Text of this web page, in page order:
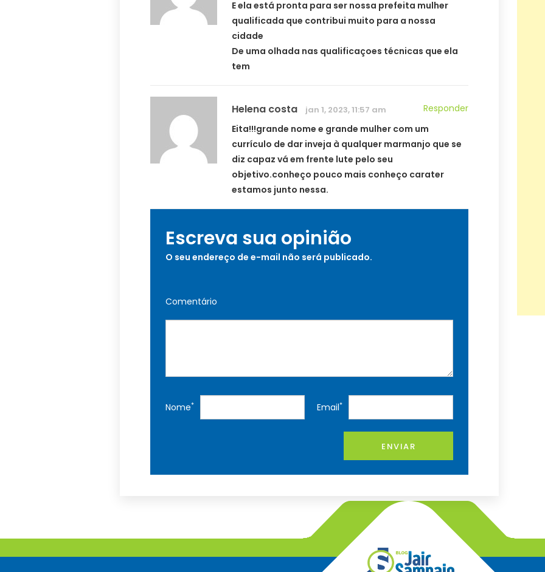
E ela está pronta para ser nossa prefeita mulher
qualificada que contribui muito para a nossa
cidade
De uma olhada nas qualificaçoes técnicas que ela
tem
Helena costa jan 1, 2023, 11:57 am
Responder
Eita!!!grande nome e grande mulher com um
currículo de dar inveja à qualquer marmanjo que se
diz capaz vá em frente lute pelo seu
objetivo.conheço pouco mais conheço carater
estamos junto nessa.
Escreva sua opinião
O seu endereço de e-mail não será publicado.
Comentário
Nome* Email*
ENVIAR